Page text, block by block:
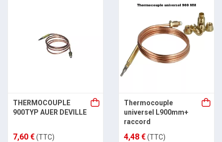
THERMOCOUPLE
900TYP AUER DEVILLE
7,60 €(TTC)
Thermocouple
universel L900mm+
raccord
4,48 €(TTC)